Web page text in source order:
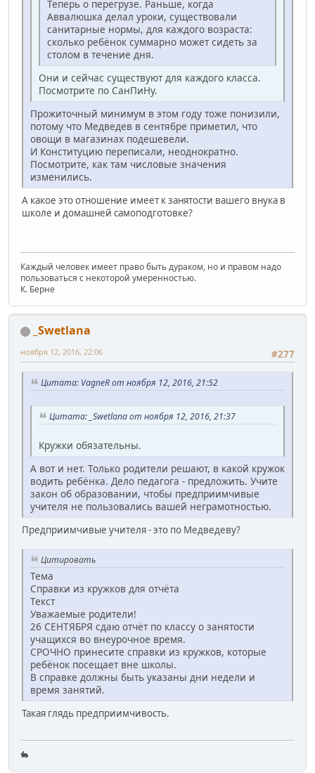
Теперь о перегрузе. Раньше, когда
Аввалюшка делал уроки, существовали
санитарные нормы, для каждого возраста:
сколько ребёнок суммарно может сидеть за
столом в течение дня.
Они и сейчас существуют для каждого класса.
Посмотрите по СанПиНу.
Прожиточный минимум в этом году тоже понизили,
потому что Медведев в сентябре приметил, что
овощи в магазинах подешевели.
И Конституцию переписали, неоднократно.
Посмотрите, как там числовые значения
изменились.
А какое это отношение имеет к занятости вашего внука в
школе и домашней самоподготовке?
Каждый человек имеет право быть дураком, но и правом надо
пользоваться с некоторой умеренностью.
К. Берне
_Swetlana
#277
ноября 12, 2016, 22:06
Цитата: VagneR от ноября 12, 2016, 21:52
Цитата: _Swetlana от ноября 12, 2016, 21:37
Кружки обязательны.
А вот и нет. Только родители решают, в какой кружок
водить ребёнка. Дело педагога - предложить. Учите
закон об образовании, чтобы предприимчивые
учителя не пользовались вашей неграмотностью.
Предприимчивые учителя - это по Медведеву?
Цитировать
Тема
Справки из кружков для отчёта
Текст
Уважаемые родители!
26 СЕНТЯБРЯ сдаю отчёт по классу о занятости
учащихся во внеурочное время.
СРОЧНО принесите справки из кружков, которые
ребёнок посещает вне школы.
В справке должны быть указаны дни недели и
время занятий.
Такая глядь предприимчивость.
🐇